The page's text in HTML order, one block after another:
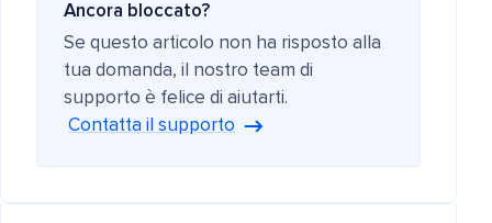
Ancora bloccato?
Se questo articolo non ha risposto alla
tua domanda, il nostro team di
supporto è felice di aiutarti.
Contatta il supporto